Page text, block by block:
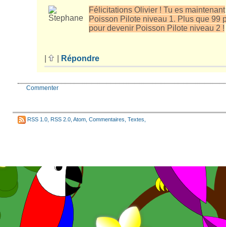
Félicitations Olivier ! Tu es maintenant
Poisson Pilote niveau 1. Plus que 99
pour devenir Poisson Pilote niveau 2 !
| Répondre
Commenter
RSS 1.0 RSS 2.0 Atom Commentaires Textes